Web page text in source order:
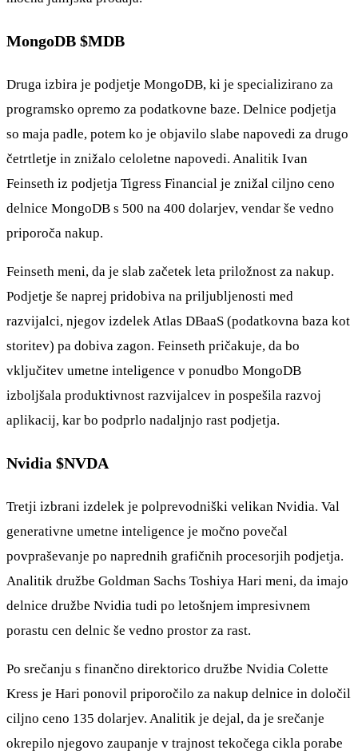
MongoDB $MDB
Druga izbira je podjetje MongoDB, ki je specializirano za
programsko opremo za podatkovne baze. Delnice podjetja
so maja padle, potem ko je objavilo slabe napovedi za drugo
četrtletje in znižalo celoletne napovedi. Analitik Ivan
Feinseth iz podjetja Tigress Financial je znižal ciljno ceno
delnice MongoDB s 500 na 400 dolarjev, vendar še vedno
priporoča nakup.
Feinseth meni, da je slab začetek leta priložnost za nakup.
Podjetje še naprej pridobiva na priljubljenosti med
razvijalci, njegov izdelek Atlas DBaaS (podatkovna baza kot
storitev) pa dobiva zagon. Feinseth pričakuje, da bo
vključitev umetne inteligence v ponudbo MongoDB
izboljšala produktivnost razvijalcev in pospešila razvoj
aplikacij, kar bo podprlo nadaljnjo rast podjetja.
Nvidia $NVDA
Tretji izbrani izdelek je polprevodniški velikan Nvidia. Val
generativne umetne inteligence je močno povečal
povpraševanje po naprednih grafičnih procesorjih podjetja.
Analitik družbe Goldman Sachs Toshiya Hari meni, da imajo
delnice družbe Nvidia tudi po letošnjem impresivnem
porastu cen delnic še vedno prostor za rast.
Po srečanju s finančno direktorico družbe Nvidia Colette
Kress je Hari ponovil priporočilo za nakup delnice in določil
ciljno ceno 135 dolarjev. Analitik je dejal, da je srečanje
okrepilo njegovo zaupanje v trajnost tekočega cikla porabe